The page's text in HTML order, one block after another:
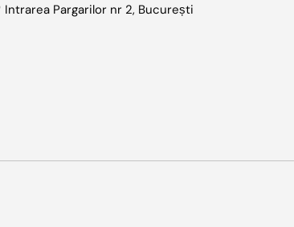
Intrarea Pargarilor nr 2, București